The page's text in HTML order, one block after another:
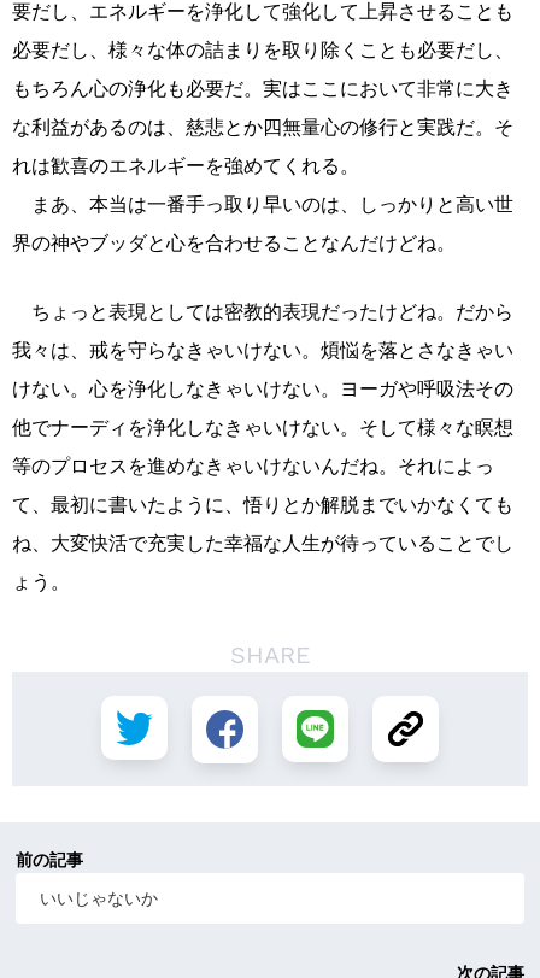
要だし、エネルギーを浄化して強化して上昇させることも
必要だし、様々な体の詰まりを取り除くことも必要だし、
もちろん心の浄化も必要だ。実はここにおいて非常に大き
な利益があるのは、慈悲とか四無量心の修行と実践だ。そ
れは歓喜のエネルギーを強めてくれる。
まあ、本当は一番手っ取り早いのは、しっかりと高い世
界の神やブッダと心を合わせることなんだけどね。
ちょっと表現としては密教的表現だったけどね。だから
我々は、戒を守らなきゃいけない。煩悩を落とさなきゃい
けない。心を浄化しなきゃいけない。ヨーガや呼吸法その
他でナーディを浄化しなきゃいけない。そして様々な瞑想
等のプロセスを進めなきゃいけないんだね。それによっ
て、最初に書いたように、悟りとか解脱までいかなくても
ね、大変快活で充実した幸福な人生が待っていることでし
ょう。
SHARE
前の記事
いいじゃないか
次の記事